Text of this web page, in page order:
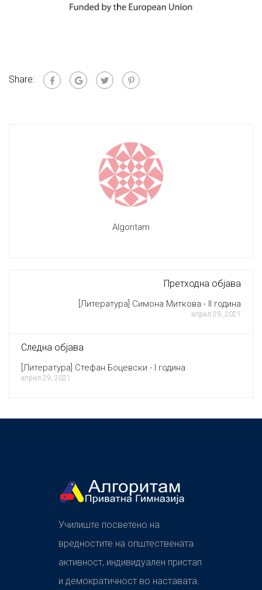
Share:
Algoritam
Претходна објава
[Литература] Симона Миткова - II година
април 29, 2021
Следна објава
[Литература] Стефан Боцевски - I година
април 29, 2021
Училиште посветено на
вредностите на општествената
активност, индивидуален пристап
и демократичност во наставата.